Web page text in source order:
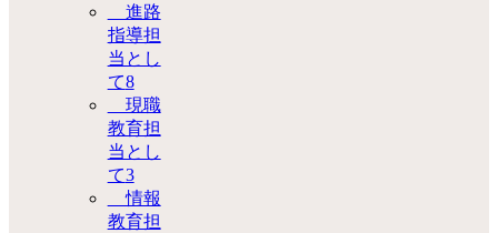
進路
指導担
当とし
て8
現職
教育担
当とし
て3
情報
教育担